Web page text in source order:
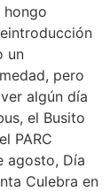
un
pero
algún día
el Busito
PARC
agosto, Día
Culebra en